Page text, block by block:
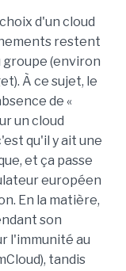
d'un cloud
restent
groupe (environ
À ce sujet, le
de «
un cloud
qu'il y ait une
et ça passe
européen
En la matière,
son
l'immunité au
tandis